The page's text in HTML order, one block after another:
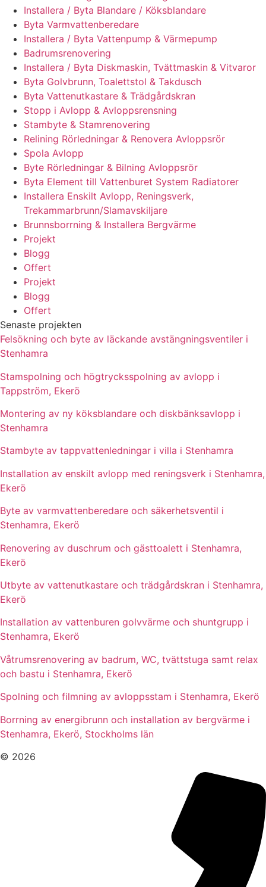
Installera / Byta Blandare / Köksblandare
Byta Varmvattenberedare
Installera / Byta Vattenpump & Värmepump
Badrumsrenovering
Installera / Byta Diskmaskin, Tvättmaskin & Vitvaror
Byta Golvbrunn, Toalettstol & Takdusch
Byta Vattenutkastare & Trädgårdskran
Stopp i Avlopp & Avloppsrensning
Stambyte & Stamrenovering
Relining Rörledningar & Renovera Avloppsrör
Spola Avlopp
Byte Rörledningar & Bilning Avloppsrör
Byta Element till Vattenburet System Radiatorer
Installera Enskilt Avlopp, Reningsverk,
Trekammarbrunn/Slamavskiljare
Brunnsborrning & Installera Bergvärme
Projekt
Blogg
Offert
Projekt
Blogg
Offert
Senaste projekten
Felsökning och byte av läckande avstängningsventiler i
Stenhamra
Stamspolning och högtrycksspolning av avlopp i
Tappström, Ekerö
Montering av ny köksblandare och diskbänksavlopp i
Stenhamra
Stambyte av tappvattenledningar i villa i Stenhamra
Installation av enskilt avlopp med reningsverk i Stenhamra,
Ekerö
Byte av varmvattenberedare och säkerhetsventil i
Stenhamra, Ekerö
Renovering av duschrum och gästtoalett i Stenhamra,
Ekerö
Utbyte av vattenutkastare och trädgårdskran i Stenhamra,
Ekerö
Installation av vattenburen golvvärme och shuntgrupp i
Stenhamra, Ekerö
Våtrumsrenovering av badrum, WC, tvättstuga samt relax
och bastu i Stenhamra, Ekerö
Spolning och filmning av avloppsstam i Stenhamra, Ekerö
Borrning av energibrunn och installation av bergvärme i
Stenhamra, Ekerö, Stockholms län
© 2026